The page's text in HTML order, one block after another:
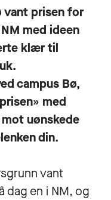
vant prisen for
med ideen
klær til
campus Bø,
med
uønskede
din.
vant
dag en i NM, og